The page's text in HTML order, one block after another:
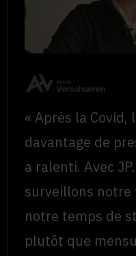
« Après la
davantage de
a ralenti. Avec
surveillons
notre temps de
plutôt que